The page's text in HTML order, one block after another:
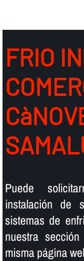
FRIO
Puede
instalación de
sistemas de
nuestra
misma página